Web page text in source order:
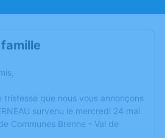
tristesse que nous vous annonçons
survenu le mercredi 24 mai
Communes Brenne - Val de